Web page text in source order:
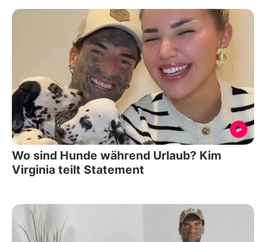
Wo sind Hunde während Urlaub? Kim
Virginia teilt Statement